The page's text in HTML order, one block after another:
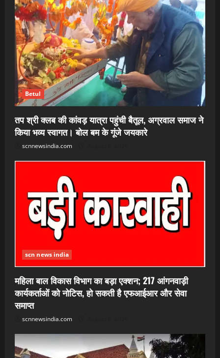
Betul
तप श्री क्लब की कांवड़ यात्रा पहुंची बैतूल, अग्रवाल समाज ने
किया भव्य स्वागत। बोल बम के गूंजे जयकारे
scnnewsindia.com
scn news india
महिला बाल विकास विभाग का बड़ा एक्शन; 217 आंगनवाड़ी
कार्यकर्ताओं को नोटिस, हो सकती है एफआईआर और सेवा
समाप्त
scnnewsindia.com